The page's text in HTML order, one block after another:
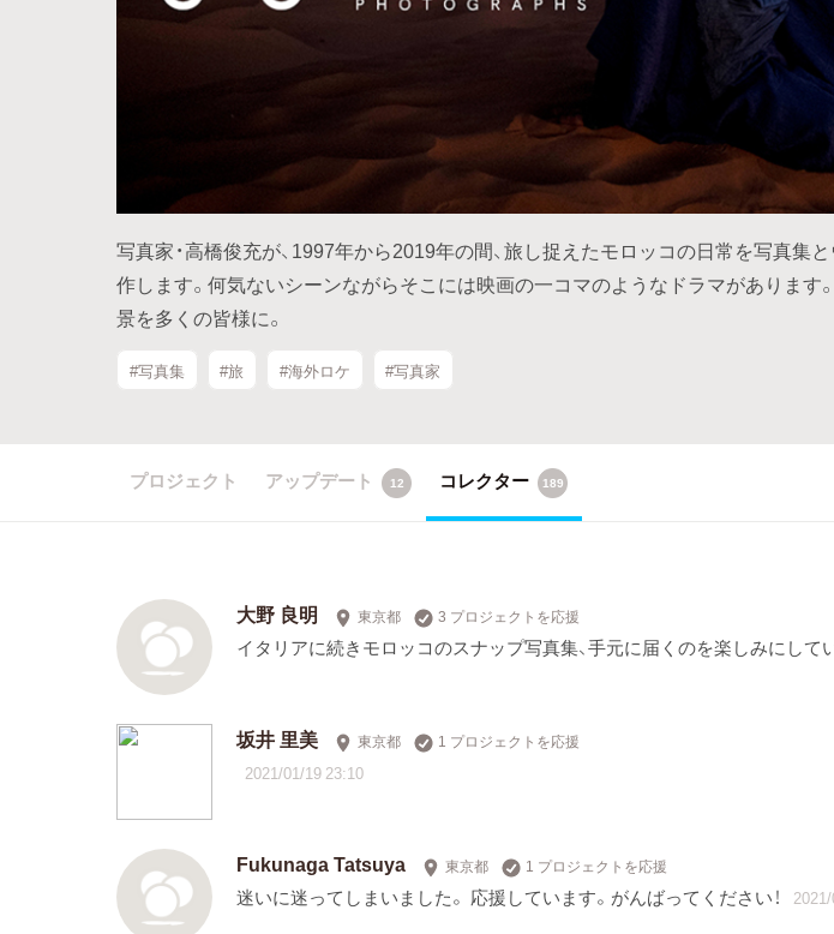
写真家・高橋俊充が、1997年から2019年の間、旅し捉えたモロッコの日常を写真集
作します。何気ないシーンながらそこには映画の一コマのようなドラマがあります
景を多くの皆様に。
#写真集 #旅 #海外ロケ #写真家
プロジェクト アップデート 12 コレクター 189
大野 良明 東京都 3 プロジェクトを応援
イタリアに続きモロッコのスナップ写真集、手元に届くのを楽しみにして
坂井 里美 東京都 1 プロジェクトを応援
2021/01/19 23:10
Fukunaga Tatsuya 東京都 1 プロジェクトを応援
迷いに迷ってしまいました。 応援しています。がんばってください！